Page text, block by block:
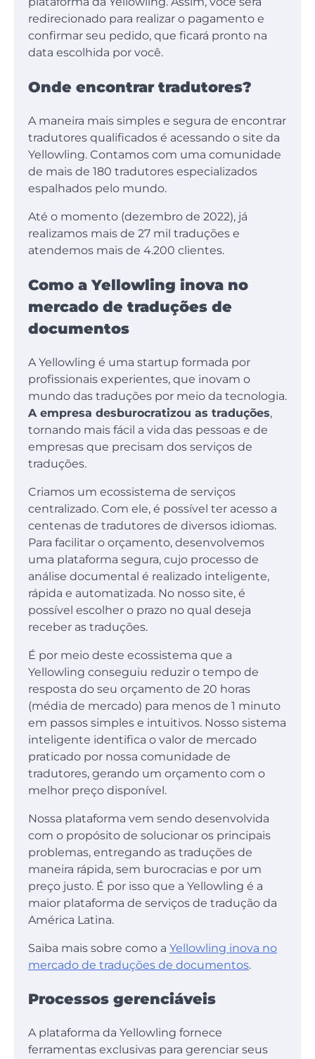
redirecionado para realizar o pagamento e
confirmar seu pedido, que ficará pronto na
data escolhida por você.
Onde encontrar tradutores?
A maneira mais simples e segura de encontrar
tradutores qualificados é acessando o site da
Yellowling. Contamos com uma comunidade
de mais de 180 tradutores especializados
espalhados pelo mundo.
Até o momento (dezembro de 2022), já
realizamos mais de 27 mil traduções e
atendemos mais de 4.200 clientes.
Como a Yellowling inova no
mercado de traduções de
documentos
A Yellowling é uma startup formada por
profissionais experientes, que inovam o
mundo das traduções por meio da tecnologia.
A empresa desburocratizou as traduções,
tornando mais fácil a vida das pessoas e de
empresas que precisam dos serviços de
traduções.
Criamos um ecossistema de serviços
centralizado. Com ele, é possível ter acesso a
centenas de tradutores de diversos idiomas.
Para facilitar o orçamento, desenvolvemos
uma plataforma segura, cujo processo de
análise documental é realizado inteligente,
rápida e automatizada. No nosso site, é
possível escolher o prazo no qual deseja
receber as traduções.
É por meio deste ecossistema que a
Yellowling conseguiu reduzir o tempo de
resposta do seu orçamento de 20 horas
(média de mercado) para menos de 1 minuto
em passos simples e intuitivos. Nosso sistema
inteligente identifica o valor de mercado
praticado por nossa comunidade de
tradutores, gerando um orçamento com o
melhor preço disponível.
Nossa plataforma vem sendo desenvolvida
com o propósito de solucionar os principais
problemas, entregando as traduções de
maneira rápida, sem burocracias e por um
preço justo. É por isso que a Yellowling é a
maior plataforma de serviços de tradução da
América Latina.
Saiba mais sobre como a Yellowling inova no
mercado de traduções de documentos.
Processos gerenciáveis
A plataforma da Yellowling fornece
ferramentas exclusivas para gerenciar seus